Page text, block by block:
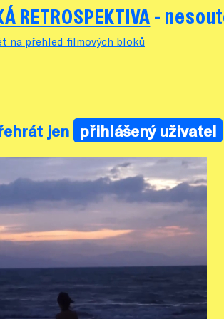
RETROSPEKTIVA -
na přehled filmových bloků
jen přihlášený uživatel